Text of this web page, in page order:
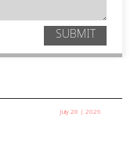
SUBMIT
July 28 | 2026